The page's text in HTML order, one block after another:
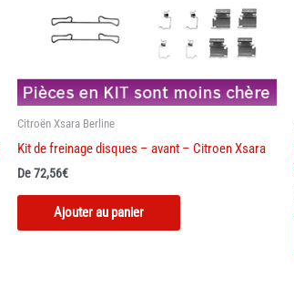
Citroën Xsara Berline
Kit de freinage disques – avant – Citroen Xsara
De72,56€
Ajouter au panier